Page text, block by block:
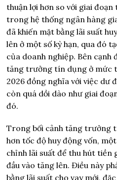
thuận lợi hơn so với giai
trong hệ thống ngân hàng
đã khiến mặt bằng lãi suất
lên ở một số kỳ hạn, qua đó
của doanh nghiệp. Bên cạnh
tăng trưởng tín dụng ở mức
2026 đồng nghĩa với việc dư
còn quá dồi dào như giai
đó.
Trong bối cảnh tăng trưởng
hơn tốc độ huy động vốn,
chỉnh lãi suất để thu hút tiền
đầu vào tăng lên. Điều này
bằng lãi suất cho vay mới,